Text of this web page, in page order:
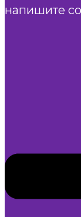
для
напишите